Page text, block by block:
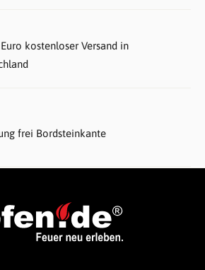
kostenloser Versand in
frei Bordsteinkante